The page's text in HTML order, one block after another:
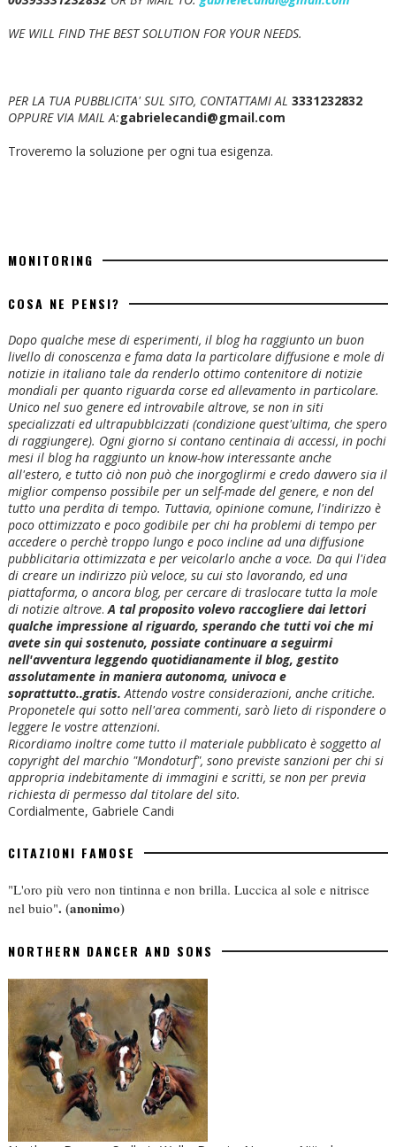
WE WILL FIND THE BEST SOLUTION FOR YOUR NEEDS.
PER LA TUA PUBBLICITA' SUL SITO, CONTATTAMI AL 3331232832
OPPURE VIA MAIL A:gabrielecandi@gmail.com
Troveremo la soluzione per ogni tua esigenza.
MONITORING
COSA NE PENSI?
Dopo qualche mese di esperimenti, il blog ha raggiunto un buon
livello di conoscenza e fama data la particolare diffusione e mole di
notizie in italiano tale da renderlo ottimo contenitore di notizie
mondiali per quanto riguarda corse ed allevamento in particolare.
Unico nel suo genere ed introvabile altrove, se non in siti
specializzati ed ultrapubblcizzati (condizione quest'ultima, che spero
di raggiungere). Ogni giorno si contano centinaia di accessi, in pochi
mesi il blog ha raggiunto un know-how interessante anche
all'estero, e tutto ciò non può che inorgoglirmi e credo davvero sia il
miglior compenso possibile per un self-made del genere, e non del
tutto una perdita di tempo. Tuttavia, opinione comune, l'indirizzo è
poco ottimizzato e poco godibile per chi ha problemi di tempo per
accedere o perchè troppo lungo e poco incline ad una diffusione
pubblicitaria ottimizzata e per veicolarlo anche a voce. Da qui l'idea
di creare un indirizzo più veloce, su cui sto lavorando, ed una
piattaforma, o ancora blog, per cercare di traslocare tutta la mole
di notizie altrove. A tal proposito volevo raccogliere dai lettori
qualche impressione al riguardo, sperando che tutti voi che mi
avete sin qui sostenuto, possiate continuare a seguirmi
nell'avventura leggendo quotidianamente il blog, gestito
assolutamente in maniera autonoma, univoca e
soprattutto..gratis. Attendo vostre considerazioni, anche critiche.
Proponetele qui sotto nell'area commenti, sarò lieto di rispondere o
leggere le vostre attenzioni.
Ricordiamo inoltre come tutto il materiale pubblicato è soggetto al
copyright del marchio "Mondoturf", sono previste sanzioni per chi si
appropria indebitamente di immagini e scritti, se non per previa
richiesta di permesso dal titolare del sito.
Cordialmente, Gabriele Candi
CITAZIONI FAMOSE
"L'oro più vero non tintinna e non brilla. Luccica al sole e nitrisce
nel buio". (anonimo)
NORTHERN DANCER AND SONS